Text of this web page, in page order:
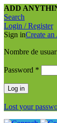
ADD
Search
Login / Register
Sign inCreate
Nombre de
Password *
Log in
Lost your